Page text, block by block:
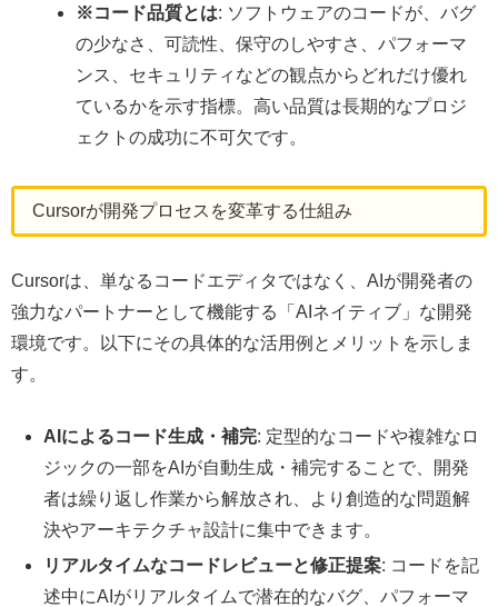
※コード品質とは: ソフトウェアのコードが、バグ
の少なさ、可読性、保守のしやすさ、パフォーマ
ンス、セキュリティなどの観点からどれだけ優れ
ているかを示す指標。高い品質は長期的なプロジ
ェクトの成功に不可欠です。
Cursorが開発プロセスを変革する仕組み
Cursorは、単なるコードエディタではなく、AIが開発者の
強力なパートナーとして機能する「AIネイティブ」な開発
環境です。以下にその具体的な活用例とメリットを示しま
す。
AIによるコード生成・補完: 定型的なコードや複雑なロ
ジックの一部をAIが自動生成・補完することで、開発
者は繰り返し作業から解放され、より創造的な問題解
決やアーキテクチャ設計に集中できます。
リアルタイムなコードレビューと修正提案: コードを記
述中にAIがリアルタイムで潜在的なバグ、パフォーマ